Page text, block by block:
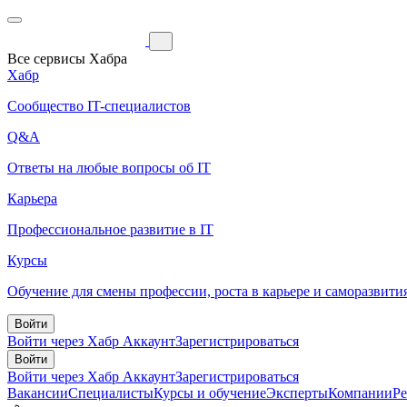
Все сервисы Хабра
Хабр
Сообщество IT-специалистов
Q&A
Ответы на любые вопросы об IT
Карьера
Профессиональное развитие в IT
Курсы
Обучение для смены профессии, роста в карьере и
Войти
Войти через Хабр АккаунтЗарегистрироваться
Войти
Войти через Хабр АккаунтЗарегистрироваться
ВакансииСпециалистыКурсы и обучениеЭкспертыКомпании